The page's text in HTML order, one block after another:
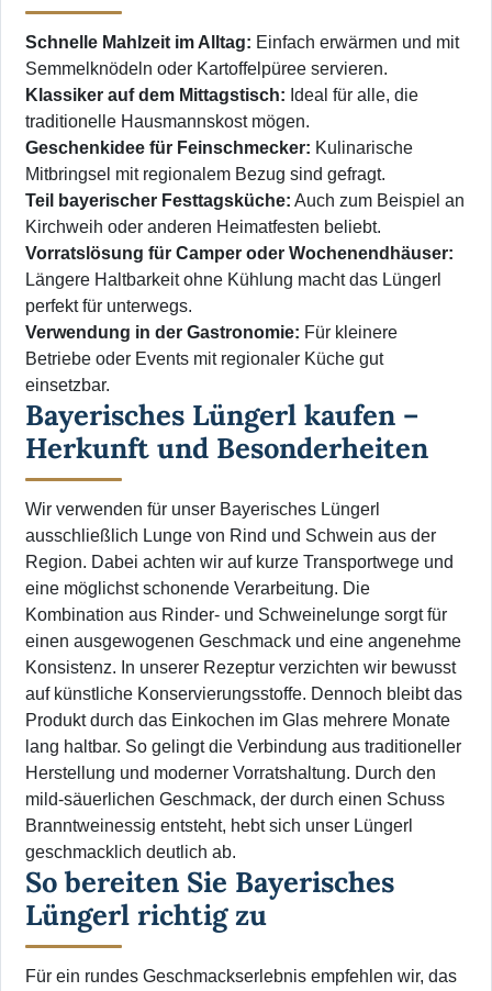
Schnelle Mahlzeit im Alltag: Einfach erwärmen und mit
Semmelknödeln oder Kartoffelpüree servieren.
Klassiker auf dem Mittagstisch: Ideal für alle, die
traditionelle Hausmannskost mögen.
Geschenkidee für Feinschmecker: Kulinarische
Mitbringsel mit regionalem Bezug sind gefragt.
Teil bayerischer Festtagsküche: Auch zum Beispiel an
Kirchweih oder anderen Heimatfesten beliebt.
Vorratslösung für Camper oder Wochenendhäuser:
Längere Haltbarkeit ohne Kühlung macht das Lüngerl
perfekt für unterwegs.
Verwendung in der Gastronomie: Für kleinere
Betriebe oder Events mit regionaler Küche gut
einsetzbar.
Bayerisches Lüngerl kaufen –
Herkunft und Besonderheiten
Wir verwenden für unser Bayerisches Lüngerl
ausschließlich Lunge von Rind und Schwein aus der
Region. Dabei achten wir auf kurze Transportwege und
eine möglichst schonende Verarbeitung. Die
Kombination aus Rinder- und Schweinelunge sorgt für
einen ausgewogenen Geschmack und eine angenehme
Konsistenz. In unserer Rezeptur verzichten wir bewusst
auf künstliche Konservierungsstoffe. Dennoch bleibt das
Produkt durch das Einkochen im Glas mehrere Monate
lang haltbar. So gelingt die Verbindung aus traditioneller
Herstellung und moderner Vorratshaltung. Durch den
mild-säuerlichen Geschmack, der durch einen Schuss
Branntweinessig entsteht, hebt sich unser Lüngerl
geschmacklich deutlich ab.
So bereiten Sie Bayerisches
Lüngerl richtig zu
Für ein rundes Geschmackserlebnis empfehlen wir, das